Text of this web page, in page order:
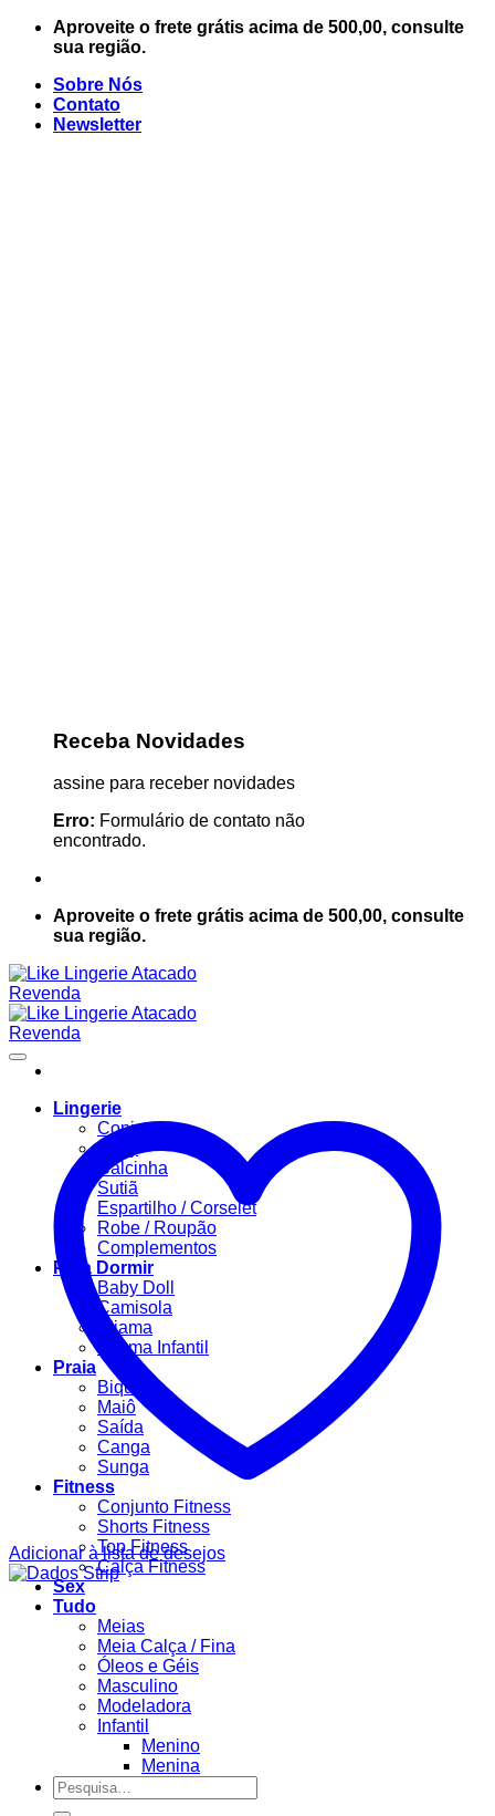
Skip
Aproveite o frete grátis acima de 500,00, consulte
sua região.
Sobre Nós
Contato
Newsletter
Receba Novidades
assine para receber novidades
Erro: Formulário de contato não
encontrado.
Aproveite o frete grátis acima de 500,00, consulte
sua região.
Lingerie
Conjuntos
Body
Calcinha
Sutiã
Espartilho / Corselet
Robe / Roupão
Complementos
Para Dormir
Baby Doll
Camisola
Pijama
Pijama Infantil
Praia
Biquíni
Maiô
Saída
Canga
Sunga
Fitness
Conjunto Fitness
Shorts Fitness
Top Fitness
Calça Fitness
Sex
Tudo
Meias
Meia Calça / Fina
Óleos e Géis
Masculino
Modeladora
Infantil
Menino
Menina
Pesquisar
por:
Adicionar à lista de desejos